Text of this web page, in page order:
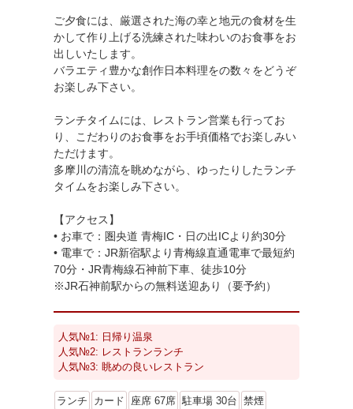
ご夕食には、厳選された海の幸と地元の食材を生
かして作り上げる洗練された味わいのお食事をお
出しいたします。
バラエティ豊かな創作日本料理をの数々をどうぞ
お楽しみ下さい。
ランチタイムには、レストラン営業も行ってお
り、こだわりのお食事をお手頃価格でお楽しみい
ただけます。
多摩川の清流を眺めながら、ゆったりしたランチ
タイムをお楽しみ下さい。
【アクセス】
• お車で：圏央道 青梅IC・日の出ICより約30分
• 電車で：JR新宿駅より青梅線直通電車で最短約
70分・JR青梅線石神前下車、徒歩10分
※JR石神前駅からの無料送迎あり（要予約）
人気№1: 日帰り温泉
人気№2: レストランランチ
人気№3: 眺めの良いレストラン
ランチ カード 座席 67席 駐車場 30台 禁煙